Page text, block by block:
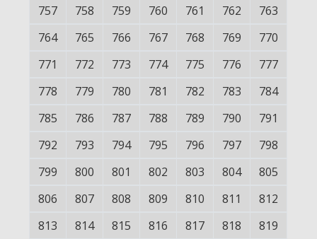
757
758 759 760 761 762
763
764
765 766 767 768 769
770
771
772 773 774 775 776
777
778
779 780 781 782 783
784
785
786 787 788 789 790
791
792
793 794 795 796 797
798
799
800 801 802 803 804
805
806
807 808 809 810 811
812
813
814 815 816 817 818 819